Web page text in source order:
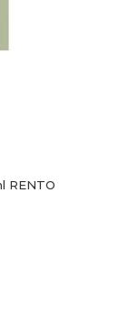
RENTO